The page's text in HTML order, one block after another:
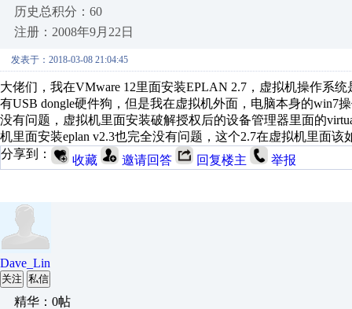
历史总积分：60
注册：2008年9月22日
发表于：2018-03-08 21:04:45
大佬们，我在VMware 12里面安装EPLAN 2.7，虚拟机操作系
有USB dongle硬件狗，但是我在虚拟机外面，电脑本身的win7
没有问题，虚拟机里面安装破解授权后的设备管理器里面的
机里面安装eplan v2.3也完全没有问题，这个2.7在虚拟机里面该
分享到：
收藏 邀请回答 回复楼主 举报
Dave_Lin
关注 私信
精华：0帖